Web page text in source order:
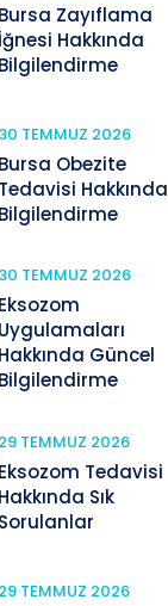
Bursa Zayıflama
İğnesi Hakkında
Bilgilendirme
30 TEMMUZ 2026
Bursa Obezite
Tedavisi Hakkında
Bilgilendirme
30 TEMMUZ 2026
Eksozom
Uygulamaları
Hakkında Güncel
Bilgilendirme
29 TEMMUZ 2026
Eksozom Tedavisi
Hakkında Sık
Sorulanlar
29 TEMMUZ 2026